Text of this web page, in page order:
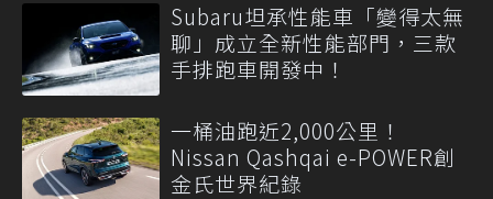
Subaru坦承性能車「變得太無
聊」成立全新性能部門，三款
手排跑車開發中！
一桶油跑近2,000公里！
Nissan Qashqai e-POWER創
金氏世界紀錄